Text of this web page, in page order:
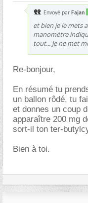
Envoyé par Fajan
et bien je le mets
manomètre
tout... Je ne met
Re-bonjour,
En résumé tu
un ballon rôdé, tu
et donnes un coup
apparaître 200 mg
sort-il ton ter-
Bien à toi.